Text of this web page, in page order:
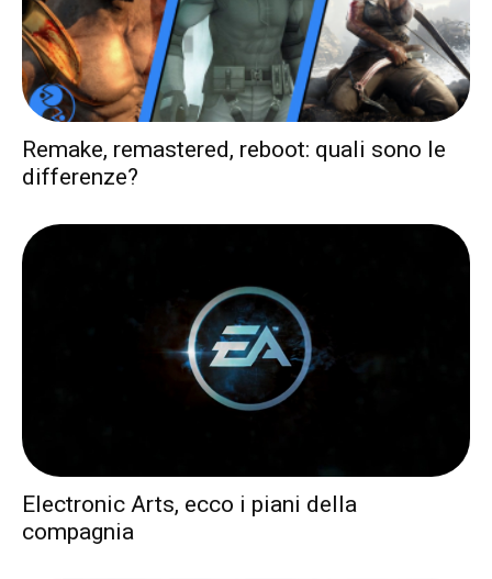
Remake, remastered, reboot: quali sono le
differenze?
Electronic Arts, ecco i piani della
compagnia